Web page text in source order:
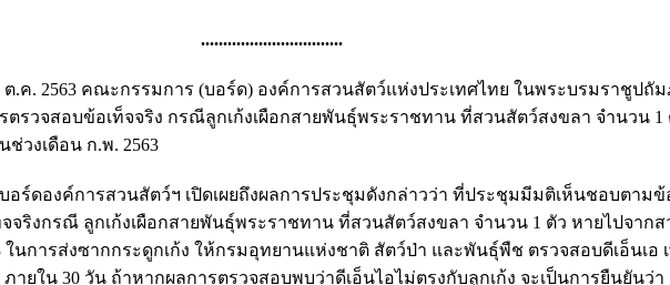
................................
ต.ค. 2563 คณะกรรมการ (บอร์ด) องค์การสวนสัตว์แห่งประเทศไทย ในพระบรมราชูปถั
ตรวจสอบข้อเท็จจริง กรณีลูกเก้งเผือกสายพันธุ์พระราชทาน ที่สวนสัตว์สงขลา จำนวน 1
ช่วงเดือน ก.พ. 2563
ร์ดองค์การสวนสัตว์ฯ เปิดเผยถึงผลการประชุมดังกล่าวว่า ที่ประชุมมีมติเห็นชอบตามข้
ริงกรณี ลูกเก้งเผือกสายพันธุ์พระราชทาน ที่สวนสัตว์สงขลา จำนวน 1 ตัว หายไปจากส
ในการส่งซากกระดูกเก้ง ให้กรมอุทยานแห่งชาติ สัตว์ป่า และพันธุ์พืช ตรวจสอบดีเอ็นเอ
ายใน 30 วัน ถ้าหากผลการตรวจสอบพบว่าดีเอ็นไอไม่ตรงกับลูกเก้ง จะเป็นการยืนยันว่า